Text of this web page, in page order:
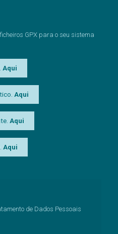
GPX para o seu sistema
Aqui
Aqui
Aqui
Aqui
de Dados Pessoais